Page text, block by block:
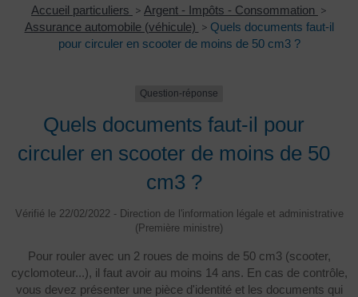
Accueil particuliers > Argent - Impôts - Consommation >
Assurance automobile (véhicule) > Quels documents faut-il
pour circuler en scooter de moins de 50 cm3 ?
Question-réponse
Quels documents faut-il pour
circuler en scooter de moins de 50
cm3 ?
Vérifié le 22/02/2022 - Direction de l'information légale et administrative
(Première ministre)
Pour rouler avec un 2 roues de moins de 50 cm3 (scooter,
cyclomoteur...), il faut avoir au moins 14 ans. En cas de contrôle,
vous devez présenter une pièce d'identité et les documents qui